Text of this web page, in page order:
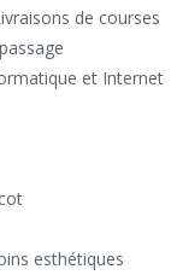
de courses
et Internet
esthétiques